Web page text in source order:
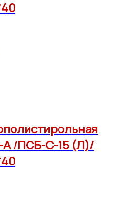
/ПСБ-С-15 (Л)/